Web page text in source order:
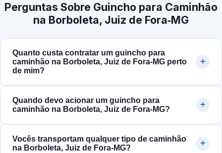
Perguntas Sobre Guincho para Caminhão
na Borboleta, Juiz de Fora‑MG
Quanto custa contratar um guincho para
caminhão na Borboleta, Juiz de Fora‑MG perto
de mim?
Quando devo acionar um guincho para
caminhão na Borboleta, Juiz de Fora‑MG?
Vocês transportam qualquer tipo de caminhão
na Borboleta, Juiz de Fora‑MG?